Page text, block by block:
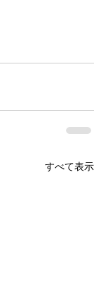
すべて表示